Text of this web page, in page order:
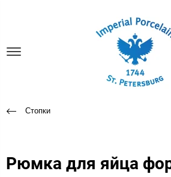
Стопки
Рюмка для яйца